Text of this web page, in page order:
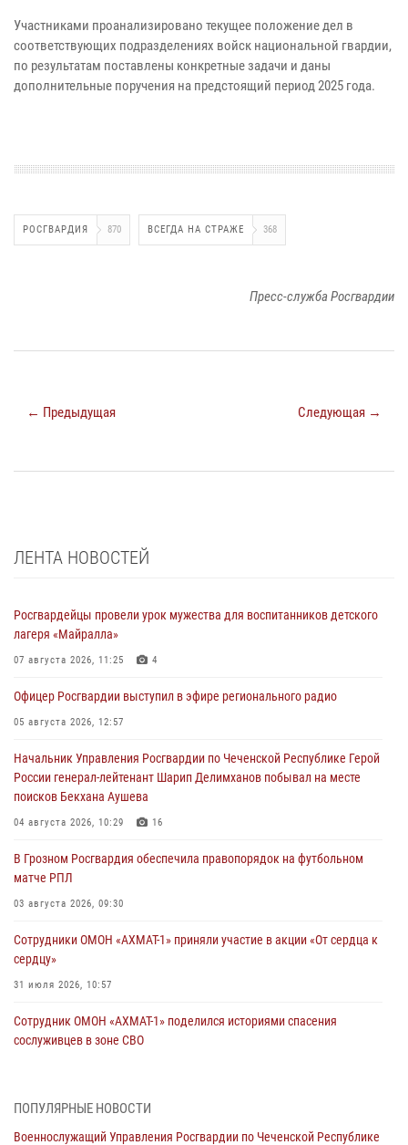
Участниками проанализировано текущее положение дел в
соответствующих подразделениях войск национальной гвардии,
по результатам поставлены конкретные задачи и даны
дополнительные поручения на предстоящий период 2025 года.
РОСГВАРДИЯ 870 ВСЕГДА НА СТРАЖЕ 368
Пресс-служба Росгвардии
← Предыдущая Следующая →
ЛЕНТА НОВОСТЕЙ
Росгвардейцы провели урок мужества для воспитанников детского
лагеря «Майралла»
07 августа 2026, 11:25 4
Офицер Росгвардии выступил в эфире регионального радио
05 августа 2026, 12:57
Начальник Управления Росгвардии по Чеченской Республике Герой
России генерал-лейтенант Шарип Делимханов побывал на месте
поисков Бекхана Аушева
04 августа 2026, 10:29 16
В Грозном Росгвардия обеспечила правопорядок на футбольном
матче РПЛ
03 августа 2026, 09:30
Сотрудники ОМОН «АХМАТ-1» приняли участие в акции «От сердца к
сердцу»
31 июля 2026, 10:57
Сотрудник ОМОН «АХМАТ-1» поделился историями спасения
сослуживцев в зоне СВО
Командующий Северо-Кавказским округом Росгвардии совершил
ПОПУЛЯРНЫЕ НОВОСТИ
Военнослужащий Управления Росгвардии по Чеченской Республике